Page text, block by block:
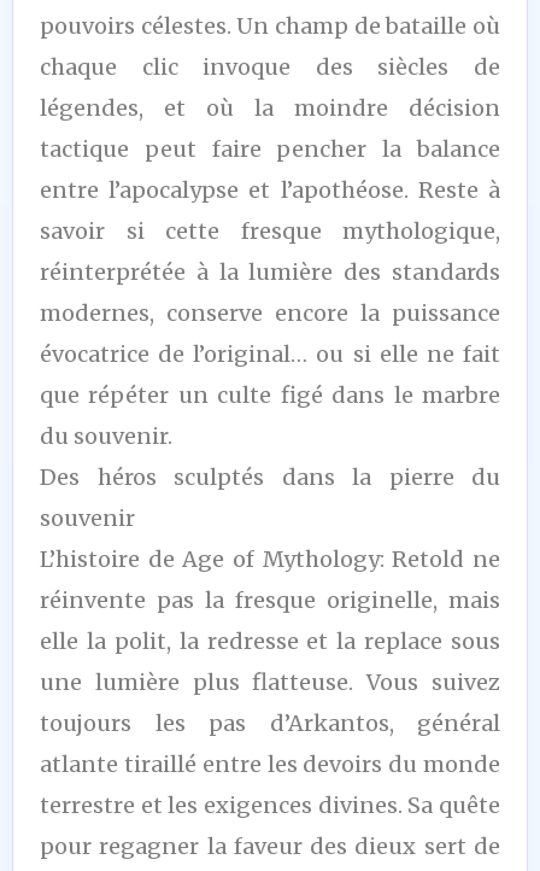
pouvoirs célestes. Un champ de bataille où
chaque clic invoque des siècles de
légendes, et où la moindre décision
tactique peut faire pencher la balance
entre l’apocalypse et l’apothéose. Reste à
savoir si cette fresque mythologique,
réinterprétée à la lumière des standards
modernes, conserve encore la puissance
évocatrice de l’original… ou si elle ne fait
que répéter un culte figé dans le marbre
du souvenir.
Des héros sculptés dans la pierre du
souvenir
L’histoire de Age of Mythology: Retold ne
réinvente pas la fresque originelle, mais
elle la polit, la redresse et la replace sous
une lumière plus flatteuse. Vous suivez
toujours les pas d’Arkantos, général
atlante tiraillé entre les devoirs du monde
terrestre et les exigences divines. Sa quête
pour regagner la faveur des dieux sert de